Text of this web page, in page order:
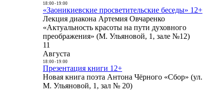
18:00- 19:00
«Заоникиевские просветительские беседы» 12+
Лекция диакона Артемия Овчаренко
«Актуальность красоты на пути духовного
преображения» (М. Ульяновой, 1, зале №12)
11
Августа
18:00- 19:00
Презентация книги 12+
Новая книга поэта Антона Чёрного «Сбор» (ул.
М. Ульяновой, 1, зал № 20)